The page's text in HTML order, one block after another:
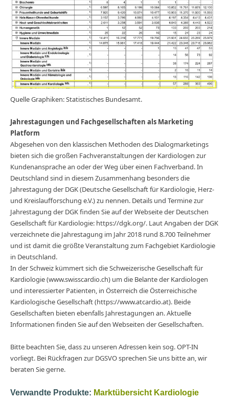
Quelle Graphiken: Statistisches Bundesamt.
Jahrestagungen und Fachgesellschaften als Marketing
Platform
Abgesehen von den klassischen Methoden des Dialogmarketings
bieten sich die großen Fachveranstaltungen der Kardiologen zur
Kundenansprache an oder der Weg über einen Fachverband. In
Deutschland sind in diesem Zusammenhang besonders die
Jahrestagung der DGK (Deutsche Gesellschaft für Kardiologie, Herz-
und Kreislaufforschung e.V.) zu nennen. Details und Termine zur
Jahrestagung der DGK finden Sie auf der Webseite der Deutschen
Gesellschaft für Kardiologie: https://dgk.org/. Laut Angaben der DGK
verzeichnete die Jahrestagung im Jahr 2018 rund 8.700 Teilnehmer
und ist damit die größte Veranstaltung zum Fachgebiet Kardiologie
in Deutschland.
In der Schweiz kümmert sich die Schweizerische Gesellschaft für
Kardiologie (www.swisscardio.ch) um die Belante der Kardiologen
und interessierter Patienten, in Österreich die Österreichische
Kardiologische Gesellschaft (https://www.atcardio.at). Beide
Gesellschaften bieten ebenfalls Jahrestagungen an. Aktuelle
Informationen finden Sie auf den Webseiten der Gesellschaften.
Bitte beachten Sie, dass zu unseren Adressen kein sog. OPT-IN
vorliegt. Bei Rückfragen zur DGSVO sprechen Sie uns bitte an, wir
beraten Sie gerne.
Verwandte Produkte: Marktübersicht Kardiologie